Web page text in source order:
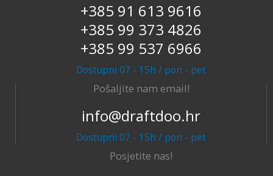
+385 91 613 9616
+385 99 373 4826
+385 99 537 6966
Dostupni 07 - 15h / pon - pet
Pošaljite nam email!
info@draftdoo.hr
Dostupni 07 - 15h / pon - pet
Posjetite nas!